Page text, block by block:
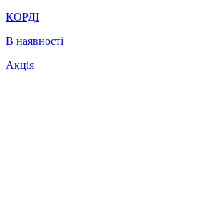
КОРДІ
В наявності
Акція